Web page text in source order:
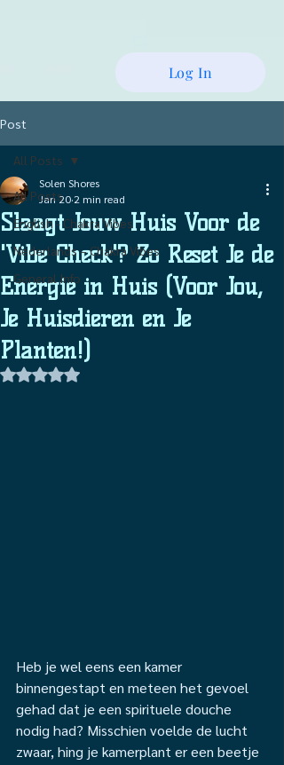
Log In
Post
All Posts
English - Chakra Vibes
Nederlands – Chakra Vibes
General Info
All Posts
Slaagt Jouw Huis Voor de
'Vibe Check'? Zo Reset Je de
Energie in Huis (Voor Jou,
Je Huisdieren en Je
Planten!)
Solen Shores
Jan 20 2 min read
Rated NaN out of 5 stars.
Heb je wel eens een kamer
binnengestapt en meteen het gevoel
gehad dat je een spirituele douche
nodig had? Misschien voelde de lucht
zwaar, hing je kamerplant er een beetje